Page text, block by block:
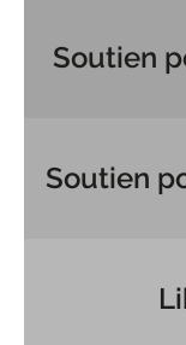
Soutien
Soutien